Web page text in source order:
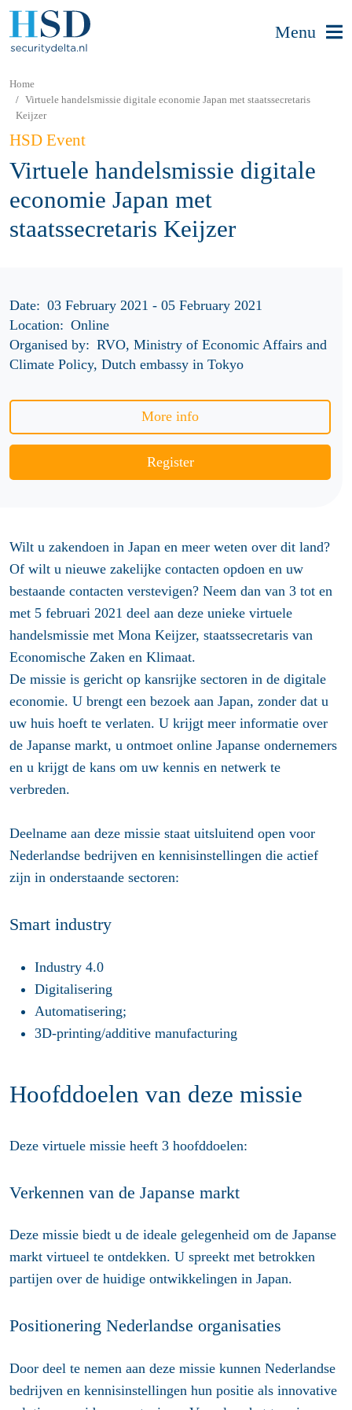
Menu
Home
Virtuele handelsmissie digitale economie Japan met staatssecretaris
Keijzer
HSD Event
Virtuele handelsmissie digitale
economie Japan met
staatssecretaris Keijzer
Date: 03 February 2021 - 05 February 2021
Location: Online
Organised by: RVO, Ministry of Economic Affairs and
Climate Policy, Dutch embassy in Tokyo
More info
Register
Wilt u zakendoen in Japan en meer weten over dit land?
Of wilt u nieuwe zakelijke contacten opdoen en uw
bestaande contacten verstevigen? Neem dan van 3 tot en
met 5 februari 2021 deel aan deze unieke virtuele
handelsmissie met Mona Keijzer, staatssecretaris van
Economische Zaken en Klimaat.
De missie is gericht op kansrijke sectoren in de digitale
economie. U brengt een bezoek aan Japan, zonder dat u
uw huis hoeft te verlaten. U krijgt meer informatie over
de Japanse markt, u ontmoet online Japanse ondernemers
en u krijgt de kans om uw kennis en netwerk te
verbreden.
Deelname aan deze missie staat uitsluitend open voor
Nederlandse bedrijven en kennisinstellingen die actief
zijn in onderstaande sectoren:
Smart industry
Industry 4.0
Digitalisering
Automatisering;
3D-printing/additive manufacturing
Hoofddoelen van deze missie
Deze virtuele missie heeft 3 hoofddoelen:
Verkennen van de Japanse markt
Deze missie biedt u de ideale gelegenheid om de Japanse
markt virtueel te ontdekken. U spreekt met betrokken
partijen over de huidige ontwikkelingen in Japan.
Positionering Nederlandse organisaties
Door deel te nemen aan deze missie kunnen Nederlandse
bedrijven en kennisinstellingen hun positie als innovative